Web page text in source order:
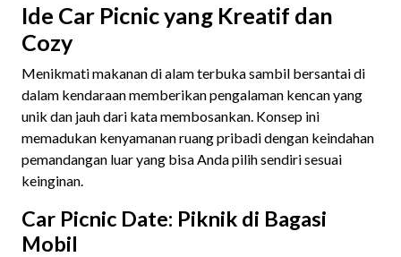
Ide Car Picnic yang Kreatif dan
Cozy
Menikmati makanan di alam terbuka sambil bersantai di
dalam kendaraan memberikan pengalaman kencan yang
unik dan jauh dari kata membosankan. Konsep ini
memadukan kenyamanan ruang pribadi dengan keindahan
pemandangan luar yang bisa Anda pilih sendiri sesuai
keinginan.
Car Picnic Date: Piknik di Bagasi
Mobil